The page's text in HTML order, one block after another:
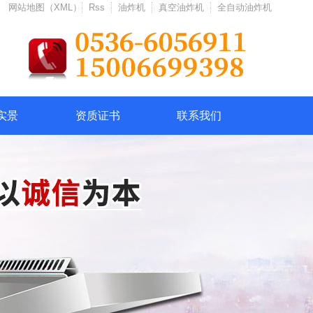
网站地图（XML） Rss 油炸机 真空油炸机 全自动油炸机
景 资质证书 联系我们